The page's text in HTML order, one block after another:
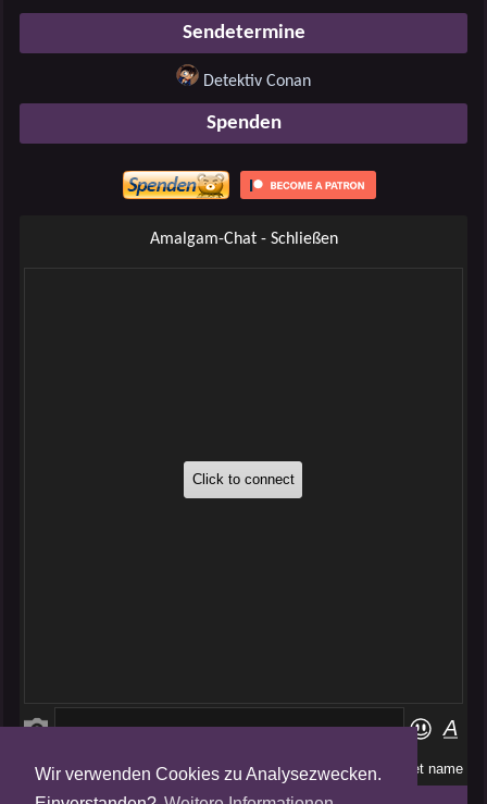
Wir verwenden Cookies zu Analysezwecken.
Sendetermine
Detektiv Conan
Spenden
Amalgam-Chat - Schließen